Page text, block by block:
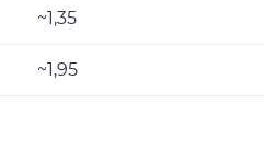
~1,35
~1,95